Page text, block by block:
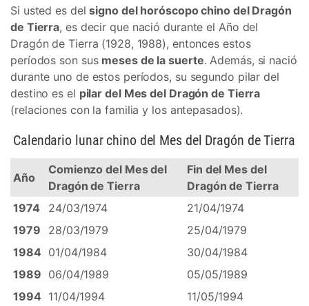
Si usted es delsigno del horóscopo chino del Dragón
de Tierra, es decir que nació durante el Año del
Dragón de Tierra (1928, 1988), entonces estos
períodos son sus meses de la suerte. Además, si nació
durante uno de estos períodos, su segundo pilar del
destino es el pilar del Mes del Dragón de Tierra
(relaciones con la familia y los antepasados).
Calendario lunar chino del Mes del Dragón de Tierra
Año
Comienzo del Mes del
Dragón de Tierra
Fin del Mes del
Dragón de Tierra
1974
24/03/1974
21/04/1974
1979
28/03/1979
25/04/1979
1984 01/04/1984
30/04/1984
1989 06/04/1989
05/05/1989
1994 11/04/1994
11/05/1994